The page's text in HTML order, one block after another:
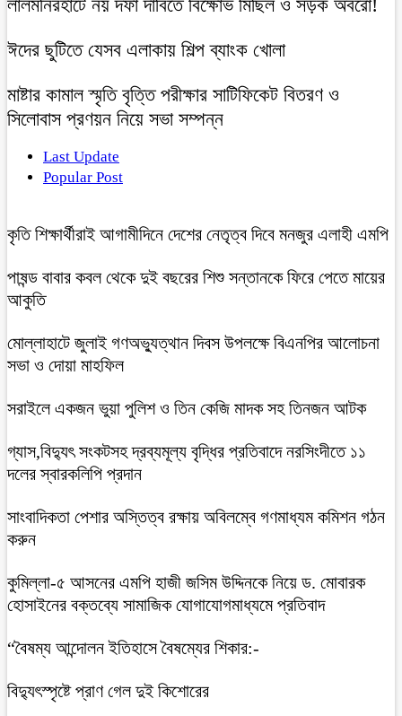
লালমনিরহাটে নয় দফা দাবিতে বিক্ষোভ মিছিল ও সড়ক অবরো!
ঈদের ছুটিতে যেসব এলাকায় শিল্প ব্যাংক খোলা
মাষ্টার কামাল স্মৃতি বৃত্তি পরীক্ষার সাটিফিকেট বিতরণ ও
সিলোবাস প্রণয়ন নিয়ে সভা সম্পন্ন
Last Update
Popular Post
কৃতি শিক্ষার্থীরাই আগামীদিনে দেশের নেতৃত্ব দিবে মনজুর এলাহী এমপি
পাষন্ড বাবার কবল থেকে দুই বছরের শিশু সন্তানকে ফিরে পেতে মায়ের
আকুতি
মোল্লাহাটে জুলাই গণঅভ্যুত্থান দিবস উপলক্ষে বিএনপির আলোচনা
সভা ও দোয়া মাহফিল
সরাইলে একজন ভুয়া পুলিশ ও তিন কেজি মাদক সহ তিনজন আটক
গ্যাস,বিদ্যুৎ সংকটসহ দ্রব্যমূল্য বৃদ্ধির প্রতিবাদে নরসিংদীতে ১১
দলের স্বারকলিপি প্রদান
সাংবাদিকতা পেশার অস্তিত্ব রক্ষায় অবিলম্বে গণমাধ্যম কমিশন গঠন
করুন
কুমিল্লা-৫ আসনের এমপি হাজী জসিম উদ্দিনকে নিয়ে ড. মোবারক
হোসাইনের বক্তব্যে সামাজিক যোগাযোগমাধ্যমে প্রতিবাদ
“বৈষম্য আন্দোলন ইতিহাসে বৈষম্যের শিকার:-
বিদ্যুৎস্পৃষ্টে প্রাণ গেল দুই কিশোরের